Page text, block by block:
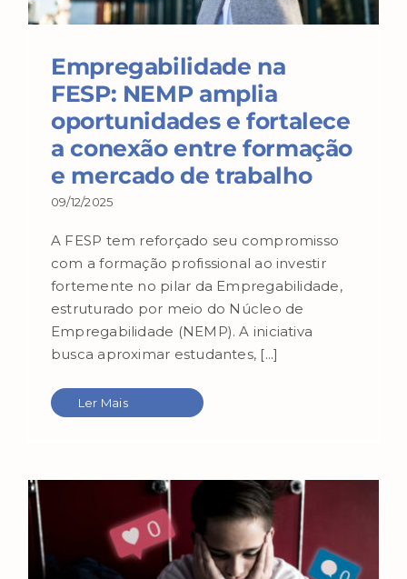
Empregabilidade na
FESP: NEMP amplia
oportunidades e fortalece
a conexão entre formação
e mercado de trabalho
09/12/2025
A FESP tem reforçado seu compromisso
com a formação profissional ao investir
fortemente no pilar da Empregabilidade,
estruturado por meio do Núcleo de
Empregabilidade (NEMP). A iniciativa
busca aproximar estudantes, [...]
Ler Mais